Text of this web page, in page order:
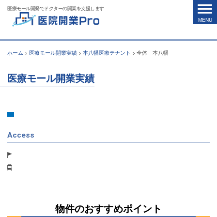
医療モール開発でドクターの開業を支援します
ホーム > 医療モール開業実績 > 本八幡医療テナント > 全体 本八幡
医療モール開業実績
Access
物件のおすすめポイント